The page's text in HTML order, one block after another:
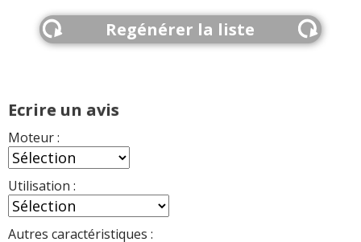
Regénérer la liste
Ecrire un avis
Moteur :
Utilisation :
Autres caractéristiques :